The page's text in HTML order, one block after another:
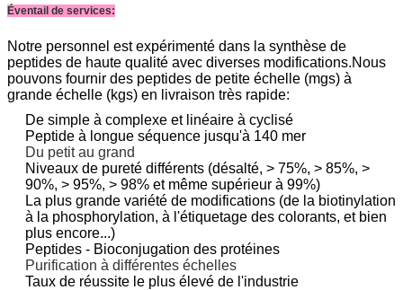
Éventail de services:
Notre personnel est expérimenté dans la synthèse de
peptides de haute qualité avec diverses modifications.Nous
pouvons fournir des peptides de petite échelle (mgs) à
grande échelle (kgs) en livraison très rapide:
De simple à complexe et linéaire à cyclisé
Peptide à longue séquence jusqu'à 140 mer
Du petit au grand
Niveaux de pureté différents (désalté, > 75%, > 85%, >
90%, > 95%, > 98% et même supérieur à 99%)
La plus grande variété de modifications (de la biotinylation
à la phosphorylation, à l'étiquetage des colorants, et bien
plus encore...)
Peptides - Bioconjugation des protéines
Purification à différentes échelles
Taux de réussite le plus élevé de l'industrie